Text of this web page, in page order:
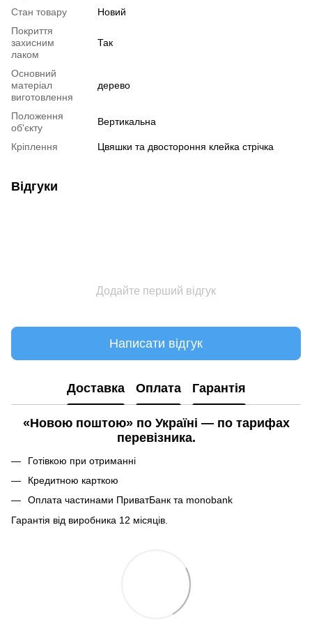
Стан товару
Новий
Покриття
захисним
лаком
Так
Основний
матеріал
виготовлення
дерево
Положення
об'єкту
Вертикальна
Кріплення Цвяшки та двостороння клейка стрічка
Відгуки
Додайте перший відгук
Написати відгук
Доставка Оплата Гарантія
«Новою поштою» по Україні — по тарифах
перевізника.
Готівкою при отриманні
Кредитною карткою
Оплата частинами ПриватБанк та monobank
Гарантія від виробника 12 місяців.